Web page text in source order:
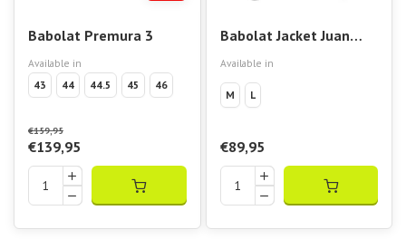
Babolat Premura 3
Available in
43
44 44.5 45 46
€159,95
€139,95
Babolat Jacket Juan
Lebron
Available in
M L
€89,95